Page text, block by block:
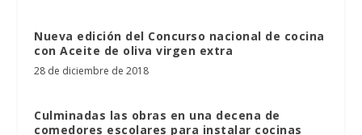
Nueva edición del Concurso nacional de cocina
con Aceite de oliva virgen extra
28 de diciembre de 2018
Culminadas las obras en una decena de
comedores escolares para instalar cocinas